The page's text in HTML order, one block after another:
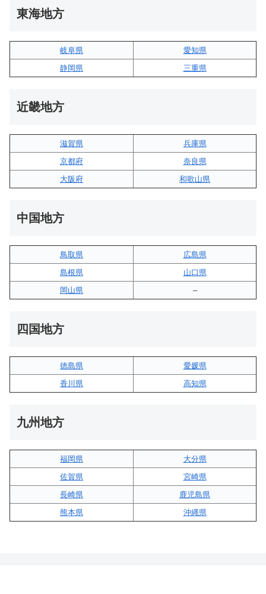
東海地方
岐阜県
愛知県
静岡県
三重県
近畿地方
滋賀県
兵庫県
京都府
奈良県
大阪府
和歌山県
中国地方
鳥取県
広島県
島根県
山口県
岡山県
–
四国地方
徳島県
愛媛県
香川県
高知県
九州地方
福岡県
大分県
佐賀県
宮崎県
長崎県
鹿児島県
熊本県
沖縄県